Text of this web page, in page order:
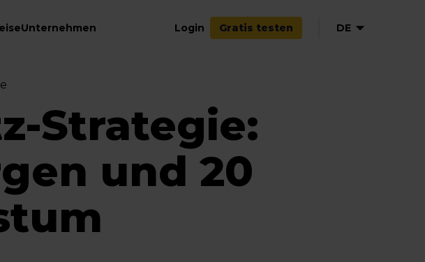
Unternehmen Login Gratis testen DE
Strategie:
und 20